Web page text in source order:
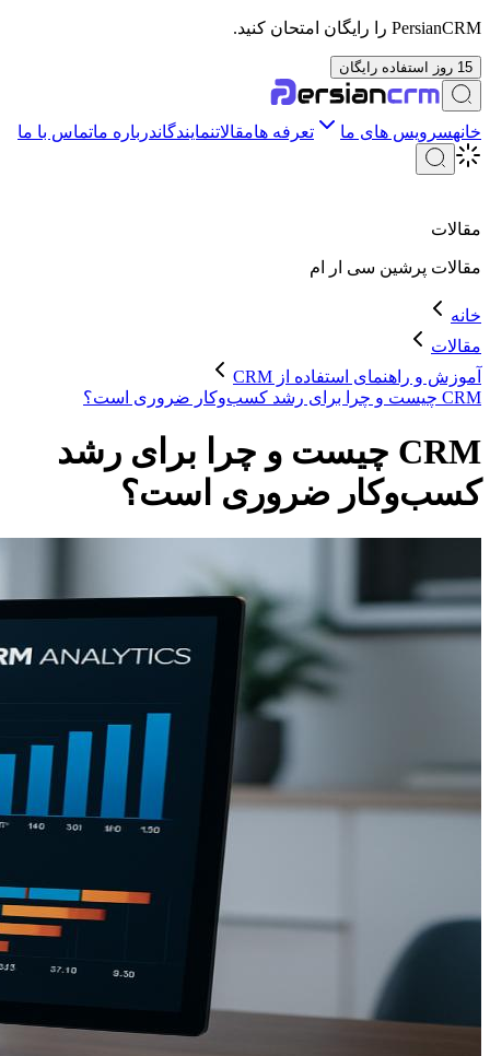
PersianCRM را رایگان امتحان کنید.
15 روز استفاده رایگان
خانهسرویس های ما تعرفه هامقالاتنمایندگاندرباره ماتماس با ما
مقالات
مقالات پرشین سی ار ام
خانه
مقالات
آموزش و راهنمای استفاده از CRM
CRM چیست و چرا برای رشد کسب‌وکار ضروری است؟
CRM چیست و چرا برای رشد
کسب‌وکار ضروری است؟